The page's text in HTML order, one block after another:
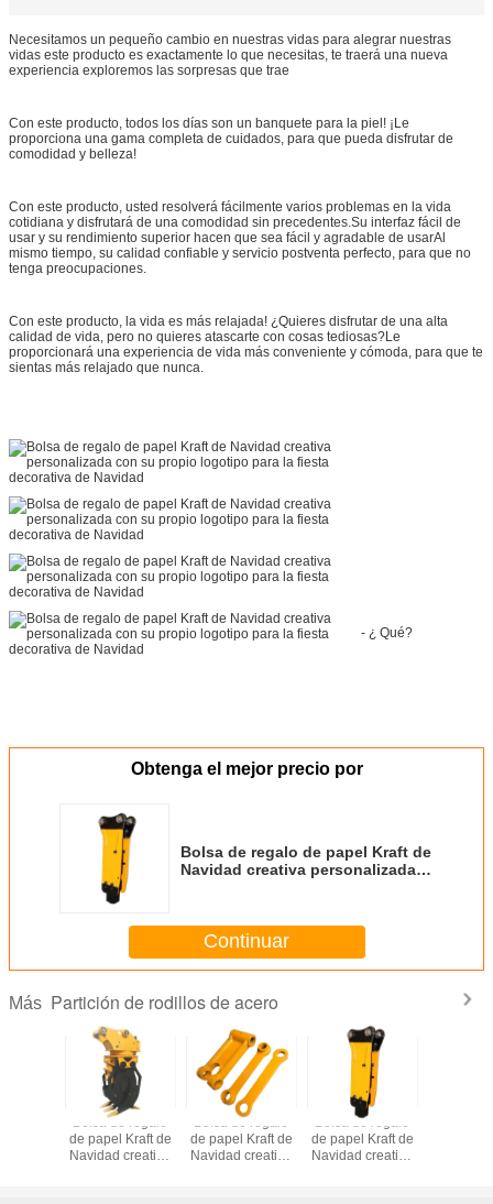
Necesitamos un pequeño cambio en nuestras vidas para alegrar nuestras
vidas este producto es exactamente lo que necesitas, te traerá una nueva
experiencia exploremos las sorpresas que trae
Con este producto, todos los días son un banquete para la piel! ¡Le
proporciona una gama completa de cuidados, para que pueda disfrutar de
comodidad y belleza!
Con este producto, usted resolverá fácilmente varios problemas en la vida
cotidiana y disfrutará de una comodidad sin precedentes.Su interfaz fácil de
usar y su rendimiento superior hacen que sea fácil y agradable de usarAl
mismo tiempo, su calidad confiable y servicio postventa perfecto, para que no
tenga preocupaciones.
Con este producto, la vida es más relajada! ¿Quieres disfrutar de una alta
calidad de vida, pero no quieres atascarte con cosas tediosas?Le
proporcionará una experiencia de vida más conveniente y cómoda, para que te
sientas más relajado que nunca.
- ¿ Qué?
Obtenga el mejor precio por
Bolsa de regalo de papel Kraft de
Navidad creativa personalizada
Continuar
Más Partición de rodillos de acero
Bolsa de regalo
de papel Kraft de
Navidad creativa
Bolsa de regalo
de papel Kraft de
Navidad creativa
Bolsa de regalo
de papel Kraft de
Navidad creativa